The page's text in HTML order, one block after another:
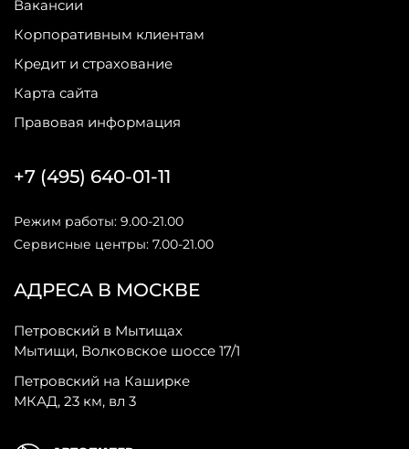
Вакансии
Корпоративным клиентам
Кредит и страхование
Карта сайта
Правовая информация
АДРЕСА В МОСКВЕ
Петровский в Мытищах
Мытищи, Волковское шоссе 17/1
Петровский на Каширке
МКАД, 23 км, вл 3
+7 (495) 640-01-11
Режим работы: 9.00-21.00
Сервисные центры: 7.00-21.00